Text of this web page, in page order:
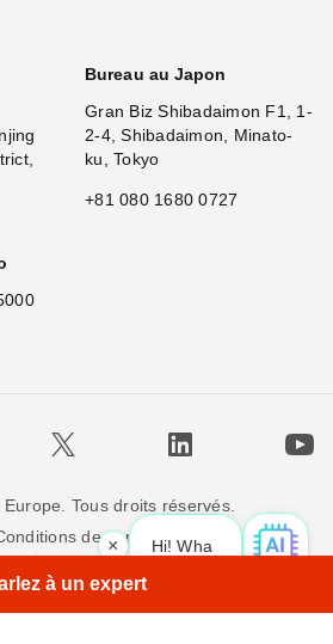
Hi! What is your req
×
Bureau au Japon
Gran Biz Shibadaimon F1, 1-
2-4, Shibadaimon, Minato-
ku, Tokyo
+81 080 1680 0727
Tous droits réservés.
de vente
à un expert